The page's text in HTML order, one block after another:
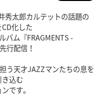
秀太郎カルテットの話題の
化した
バム『FRAGMENTS -
行配信！
う天才JAZZマンたちの息を
込む
です。